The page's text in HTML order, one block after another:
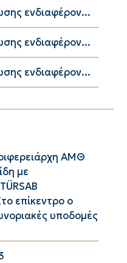
ενδιαφέρον...
ενδιαφέρον...
ενδιαφέρον...
ΑΜΘ
με
επίκεντρο ο
υποδομές